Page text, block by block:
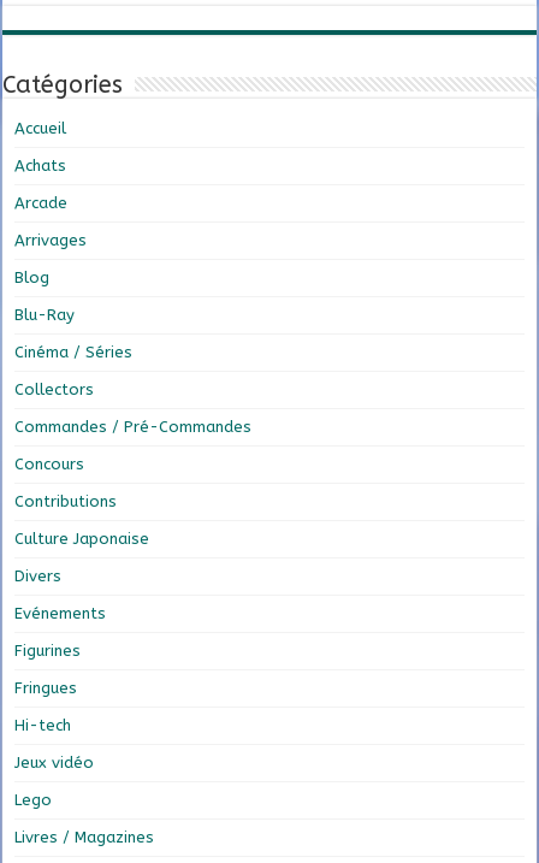
Catégories
Accueil
Achats
Arcade
Arrivages
Blog
Blu-Ray
Cinéma / Séries
Collectors
Commandes / Pré-Commandes
Concours
Contributions
Culture Japonaise
Divers
Evénements
Figurines
Fringues
Hi-tech
Jeux vidéo
Lego
Livres / Magazines